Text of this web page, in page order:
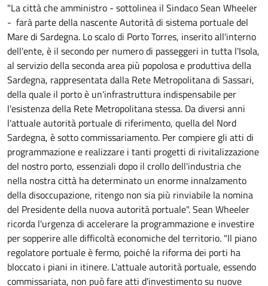
"La città che amministro - sottolinea il Sindaco Sean Wheeler
- farà parte della nascente Autorità di sistema portuale del
Mare di Sardegna. Lo scalo di Porto Torres, inserito all'interno
dell'ente, è il secondo per numero di passeggeri in tutta l'Isola,
al servizio della seconda area più popolosa e produttiva della
Sardegna, rappresentata dalla Rete Metropolitana di Sassari,
della quale il porto è un'infrastruttura indispensabile per
l'esistenza della Rete Metropolitana stessa. Da diversi anni
l'attuale autorità portuale di riferimento, quella del Nord
Sardegna, è sotto commissariamento. Per compiere gli atti di
programmazione e realizzare i tanti progetti di rivitalizzazione
del nostro porto, essenziali dopo il crollo dell'industria che
nella nostra città ha determinato un enorme innalzamento
della disoccupazione, ritengo non sia più rinviabile la nomina
del Presidente della nuova autorità portuale". Sean Wheeler
ricorda l'urgenza di accelerare la programmazione e investire
per sopperire alle difficoltà economiche del territorio. "Il piano
regolatore portuale è fermo, poiché la riforma dei porti ha
bloccato i piani in itinere. L'attuale autorità portuale, essendo
commissariata, non può fare atti d'investimento su nuove